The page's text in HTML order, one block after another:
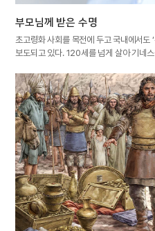
부모님께 받은 수명
초고령화 사회를 목전에 두고 국내에서도
보도되고 있다. 120세를 넘게 살아 기네